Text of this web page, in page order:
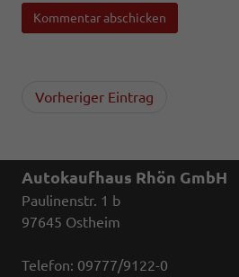
Kommentar abschicken
Vorheriger Eintrag
Autokaufhaus Rhön GmbH
Paulinenstr. 1 b
97645 Ostheim
Telefon: 09777/9122-0